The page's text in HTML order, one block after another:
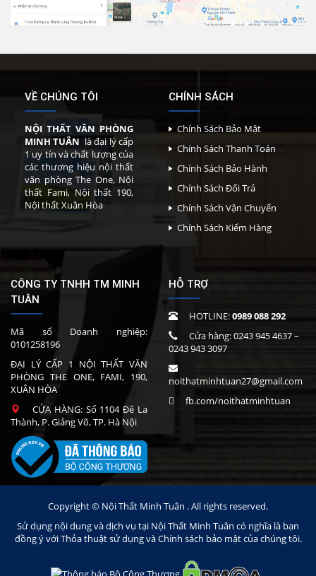
VỀ CHÚNG TÔI
NỘI THẤT VĂN PHÒNG
MINH TUÂN là đại lý cấp
1 uy tín và chất lượng của
các thương hiệu nội thất
văn phòng The One, Nội
thất Fami, Nội thất 190,
Nội thất Xuân Hòa
CHÍNH SÁCH
Chính Sách Bảo Mật
Chính Sách Thanh Toán
Chính Sách Bảo Hành
Chính Sách Đổi Trả
Chính Sách Vận Chuyển
Chính Sách Kiểm Hàng
CÔNG TY TNHH TM MINH
TUÂN
Mã số Doanh nghiệp:
0101258196
ĐẠI LÝ CẤP 1 NỘI THẤT VĂN
PHÒNG THE ONE, FAMI, 190,
XUÂN HÒA
CỬA HÀNG: Số 1104 Đê La
Thành, P. Giảng Võ, TP. Hà Nội
HỖ TRỢ
HOTLINE:0989 088 292
Cửa hàng:0243 945 4637–
0243 943 3097
noithatminhtuan27@gmail.com
fb.com/noithatminhtuan
Copyright © Nội Thất Minh Tuân . All rights reserved.
Sử dụng nội dung và dịch vụ tại Nội Thất Minh Tuân có nghĩa là bạn
đồng ý với Thỏa thuật sử dụng và Chính sách bảo mật của chúng tôi.